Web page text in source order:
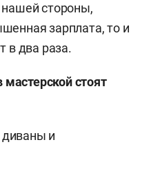
стороны,
зарплата, то и
в два раза.
мастерской стоят
диваны и